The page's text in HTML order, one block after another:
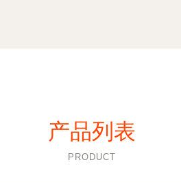
产品列表
PRODUCT